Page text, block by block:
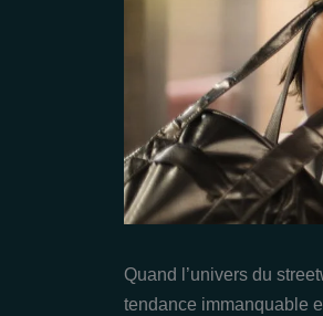
Quand l’univers du
tendance immanquable